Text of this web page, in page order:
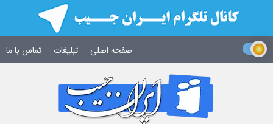
صفحه اصلی تبلیغات تماس با ما